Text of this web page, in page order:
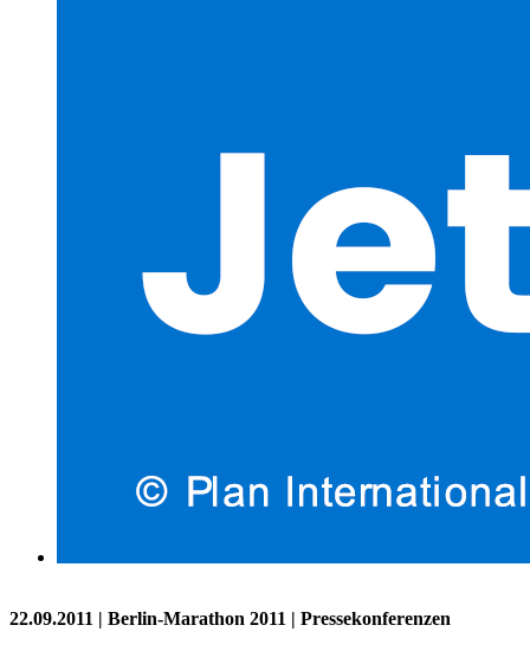
22.09.2011 | Berlin-Marathon 2011 | Pressekonferenzen